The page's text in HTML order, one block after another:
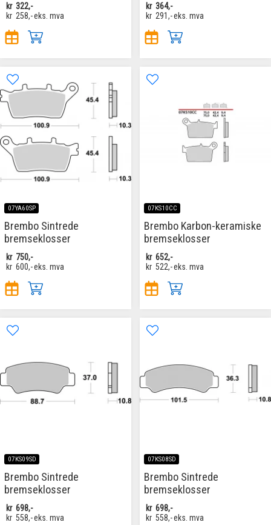
kr 322,-
kr 258,-eks. mva
kr 364,-
kr 291,-eks. mva
07YA60SP
Brembo Sintrede
bremseklosser
kr 750,-
kr 600,-eks. mva
07KS10CC
Brembo Karbon-keramiske
bremseklosser
kr 652,-
kr 522,-eks. mva
07KS09SD
Brembo Sintrede
bremseklosser
kr 698,-
kr 558,-eks. mva
07KS08SD
Brembo Sintrede
bremseklosser
kr 698,-
kr 558,-eks. mva